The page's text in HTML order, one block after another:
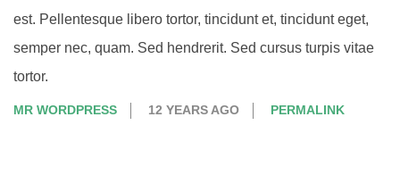
est. Pellentesque libero tortor, tincidunt et, tincidunt eget,
semper nec, quam. Sed hendrerit. Sed cursus turpis vitae
tortor.
MR WORDPRESS 12 YEARS AGO PERMALINK